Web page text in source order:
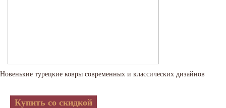
Новенькие турецкие ковры современных и классических дизайнов
Купить со скидкой